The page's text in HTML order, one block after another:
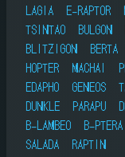
LAGIA
E-RAPTOR
TSINTAO
BULGON
BLITZIGON
BERTA
HOPTER
MACHAI
EDAPHO
GENEOS
DUNKLE
PARAPU
B-LAMBEO
B-PTERA
SALADA
RAPTIN